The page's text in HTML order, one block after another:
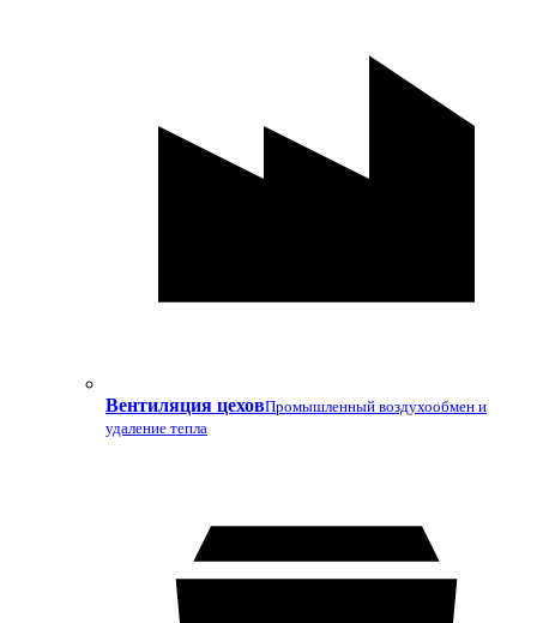
Вентиляция цеховПромышленный воздухообмен и
удаление тепла